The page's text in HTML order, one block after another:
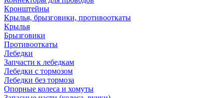
Кронштейны
Крылья, брызговики, противооткаты
Крылья
Брызговики
Противооткаты
Лебедки
Запчасти к лебедкам
Лебедки с тормозом
Лебедки без тормоза
Опорные колеса и хомуты